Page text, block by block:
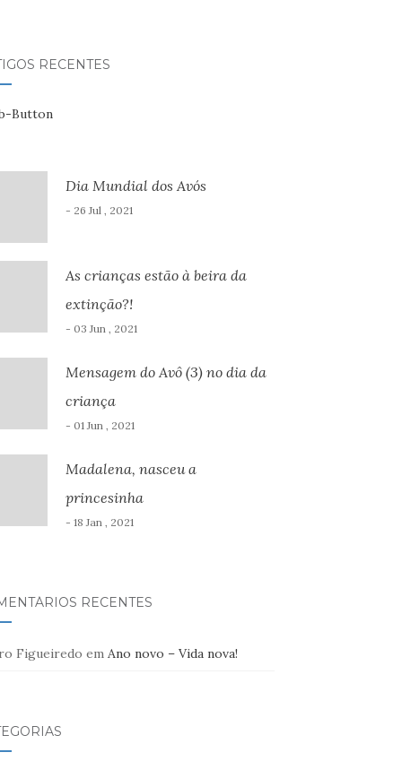
RECENTES
Dia Mundial dos Avós
- 26 Jul , 2021
As crianças estão à beira da
extinção?!
- 03 Jun , 2021
Mensagem do Avô (3) no dia da
criança
- 01 Jun , 2021
Madalena, nasceu a
princesinha
- 18 Jan , 2021
RECENTES
Figueiredo em Ano novo – Vida nova!